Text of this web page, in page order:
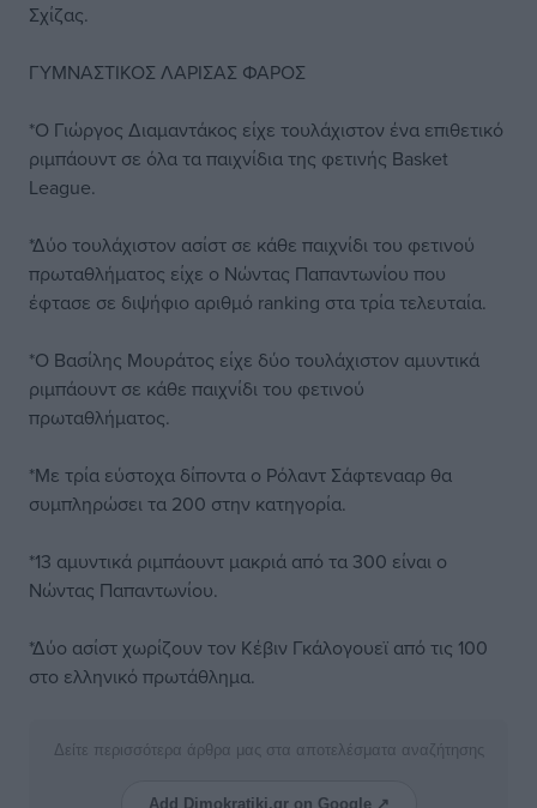
Σχίζας.
ΓΥΜΝΑΣΤΙΚΟΣ ΛΑΡΙΣΑΣ ΦΑΡΟΣ
*Ο Γιώργος Διαμαντάκος είχε τουλάχιστον ένα επιθετικό
ριμπάουντ σε όλα τα παιχνίδια της φετινής Basket
League.
*Δύο τουλάχιστον ασίστ σε κάθε παιχνίδι του φετινού
πρωταθλήματος είχε ο Νώντας Παπαντωνίου που
έφτασε σε διψήφιο αριθμό ranking στα τρία τελευταία.
*Ο Βασίλης Μουράτος είχε δύο τουλάχιστον αμυντικά
ριμπάουντ σε κάθε παιχνίδι του φετινού
πρωταθλήματος.
*Με τρία εύστοχα δίποντα ο Ρόλαντ Σάφτενααρ θα
συμπληρώσει τα 200 στην κατηγορία.
*13 αμυντικά ριμπάουντ μακριά από τα 300 είναι ο
Νώντας Παπαντωνίου.
*Δύο ασίστ χωρίζουν τον Κέβιν Γκάλογουεϊ από τις 100
στο ελληνικό πρωτάθλημα.
Δείτε περισσότερα άρθρα μας στα αποτελέσματα αναζήτησης
Add Dimokratiki.gr on Google ↗